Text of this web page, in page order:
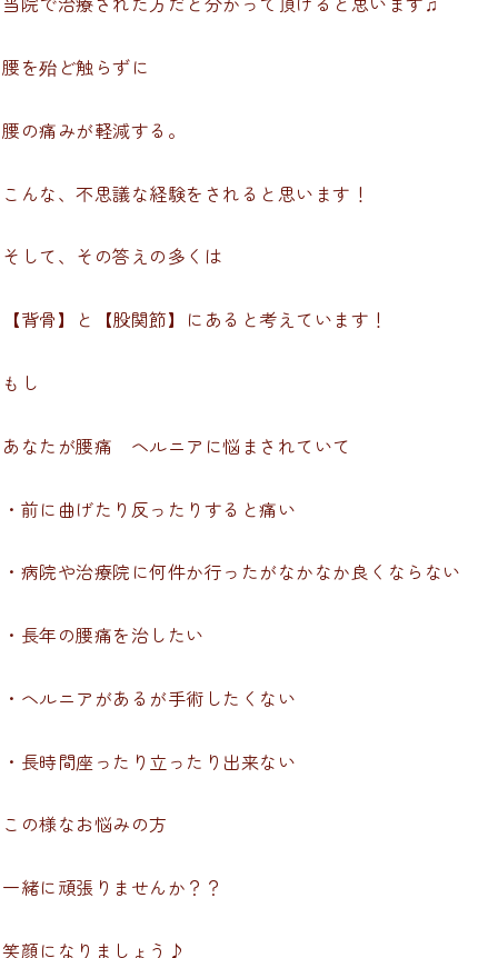
腰を殆ど触らずに
腰の痛みが軽減する。
こんな、不思議な経験をされると思います！
そして、その答えの多くは
【背骨】と【股関節】にあると考えています！
もし
あなたが腰痛 ヘルニアに悩まされていて
・前に曲げたり反ったりすると痛い
・病院や治療院に何件か行ったがなかなか良くならない
・長年の腰痛を治したい
・ヘルニアがあるが手術したくない
・長時間座ったり立ったり出来ない
この様なお悩みの方
一緒に頑張りませんか？？
笑顔になりましょう♪